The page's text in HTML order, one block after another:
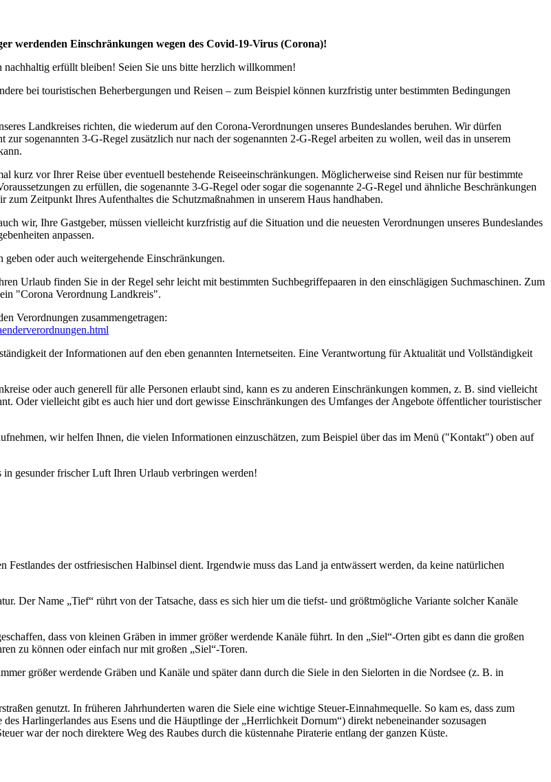
werdenden Einschränkungen wegen des Covid-19-Virus (Corona)!
erfüllt bleiben! Seien Sie uns bitte herzlich willkommen!
bei touristischen Beherbergungen und Reisen – zum Beispiel können kurzfristig unter bestimmten Bedingungen
Landkreises richten, die wiederum auf den Corona-Verordnungen unseres Bundeslandes beruhen. Wir dürfen
sogenannten 3-G-Regel zusätzlich nur nach der sogenannten 2-G-Regel arbeiten zu wollen, weil das in unserem
kurz vor Ihrer Reise über eventuell bestehende Reiseeinschränkungen. Möglicherweise sind Reisen nur für bestimmte
zu erfüllen, die sogenannte 3-G-Regel oder sogar die sogenannte 2-G-Regel und ähnliche Beschränkungen
Zeitpunkt Ihres Aufenthaltes die Schutzmaßnahmen in unserem Haus handhaben.
wir, Ihre Gastgeber, müssen vielleicht kurzfristig auf die Situation und die neuesten Verordnungen unseres Bundeslandes
anpassen.
oder auch weitergehende Einschränkungen.
Urlaub finden Sie in der Regel sehr leicht mit bestimmten Suchbegriffepaaren in den einschlägigen Suchmaschinen. Zum
"Corona Verordnung Landkreis".
Verordnungen zusammengetragen:
der Informationen auf den eben genannten Internetseiten. Eine Verantwortung für Aktualität und Vollständigkeit
oder auch generell für alle Personen erlaubt sind, kann es zu anderen Einschränkungen kommen, z. B. sind vielleicht
Oder vielleicht gibt es auch hier und dort gewisse Einschränkungen des Umfanges der Angebote öffentlicher touristischer
wir helfen Ihnen, die vielen Informationen einzuschätzen, zum Beispiel über das im Menü ("Kontakt") oben auf
gesunder frischer Luft Ihren Urlaub verbringen werden!
der ostfriesischen Halbinsel dient. Irgendwie muss das Land ja entwässert werden, da keine natürlichen
Der Name „Tief“ rührt von der Tatsache, dass es sich hier um die tiefst- und größtmögliche Variante solcher Kanäle
dass von kleinen Gräben in immer größer werdende Kanäle führt. In den „Siel“-Orten gibt es dann die großen
zu können oder einfach nur mit großen „Siel“-Toren.
größer werdende Gräben und Kanäle und später dann durch die Siele in den Sielorten in die Nordsee (z. B. in
genutzt. In früheren Jahrhunderten waren die Siele eine wichtige Steuer-Einnahmequelle. So kam es, dass zum
Harlingerlandes aus Esens und die Häuptlinge der „Herrlichkeit Dornum“) direkt nebeneinander sozusagen
war der noch direktere Weg des Raubes durch die küstennahe Piraterie entlang der ganzen Küste.